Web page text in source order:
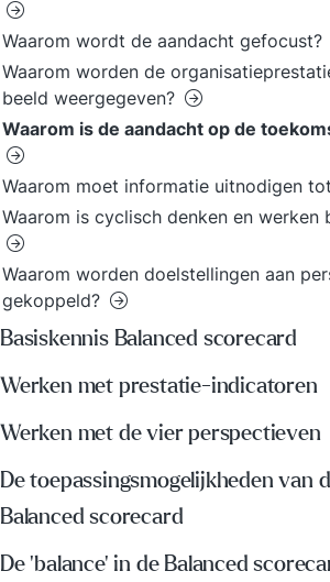
Waarom wordt de aandacht gefocust?
Waarom worden de
beeld weergegeven?
Waarom is de aandacht op de
Waarom moet informatie uitnodigen
Waarom is cyclisch denken en werken
Waarom worden doelstellingen aan
gekoppeld?
Basiskennis Balanced scorecard
Werken met prestatie-indicatoren
Werken met de vier perspectieven
De toepassingsmogelijkheden van
Balanced scorecard
De 'balance' in de Balanced